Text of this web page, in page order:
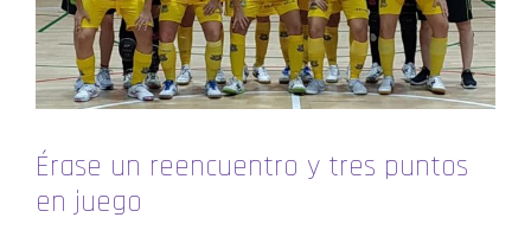
Érase un reencuentro y tres puntos
en juego